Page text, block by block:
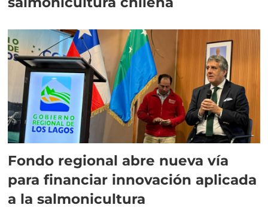
Fondo regional abre nueva vía
para financiar innovación aplicada
a la salmonicultura